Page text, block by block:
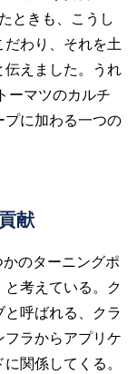
ときも、こうし
わり、それを土
えました。うれ
ーマツのカルチ
に加わる一つの
献
のターニングポ
考えている。ク
呼ばれる、クラ
ラからアプリケ
関係してくる。